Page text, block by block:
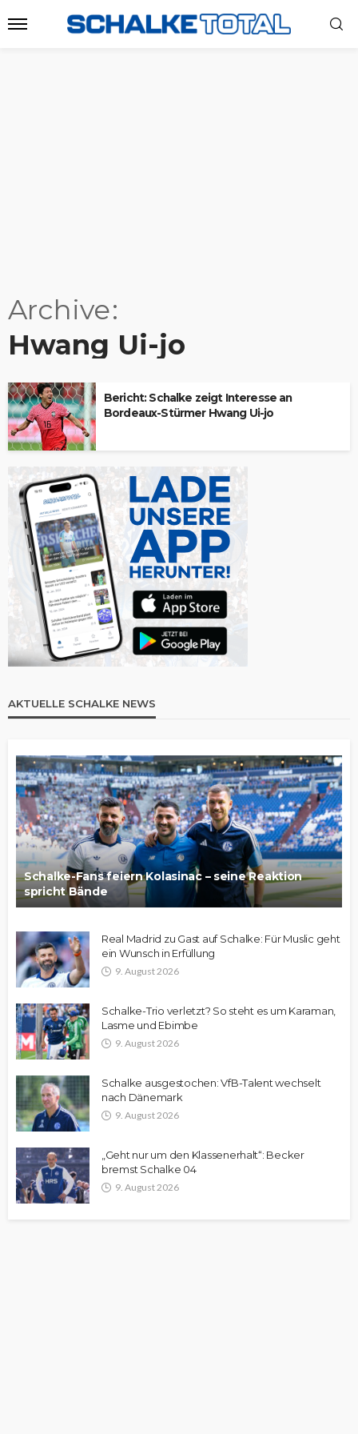
Archive
Hwang Ui-jo
Bericht: Schalke zeigt Interesse an
Bordeaux-Stürmer Hwang Ui-jo
AKTUELLE SCHALKE NEWS
Schalke-Fans feiern Kolasinac – seine Reaktion
spricht Bände
Real Madrid zu Gast auf Schalke: Für Muslic geht
ein Wunsch in Erfüllung
9. August 2026
Schalke-Trio verletzt? So steht es um Karaman,
Lasme und Ebimbe
9. August 2026
Schalke ausgestochen: VfB-Talent wechselt
nach Dänemark
9. August 2026
„Geht nur um den Klassenerhalt“: Becker
bremst Schalke 04
9. August 2026